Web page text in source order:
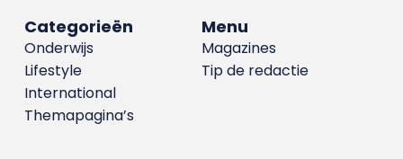
Menu
Magazines
Tip de redactie
Categorieën
Onderwijs
Lifestyle
International
Themapagina’s